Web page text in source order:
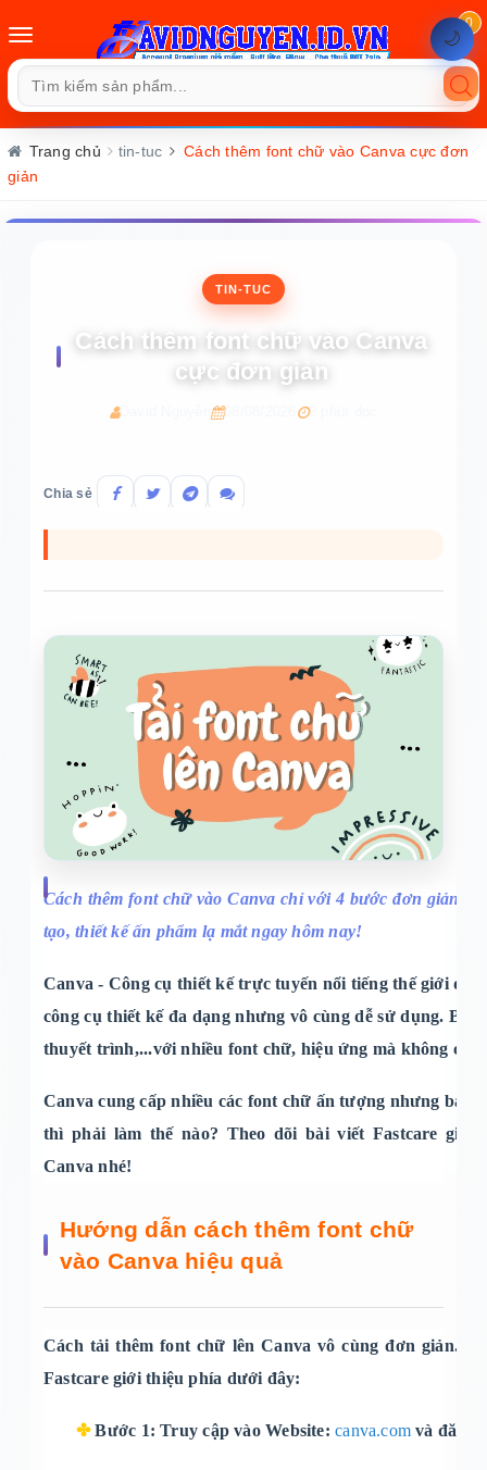
🌙
Toggle
navigation
0
Trang chủ tin-tuc
Cách thêm font chữ vào Canva cực đơn
giản
TIN-TUC
Cách thêm font chữ vào Canva
cực đơn giản
David Nguyễn 08/08/2026 2 phút đọc
Chia sẻ
Cách thêm font chữ vào Canva chỉ với 4 bước đơn giản?
tạo, thiết kế ấn phẩm lạ mắt ngay hôm nay!
Canva - Công cụ thiết kế trực tuyến nổi tiếng thế giới
công cụ thiết kế đa dạng nhưng vô cùng dễ sử dụng.
thuyết trình,...với nhiều font chữ, hiệu ứng mà không cần
Canva cung cấp nhiều các font chữ ấn tượng nhưng bạn
thì phải làm thế nào? Theo dõi bài viết Fastcare giới
Canva nhé!
Hướng dẫn cách thêm font chữ
vào Canva hiệu quả
Cách tải thêm font chữ lên Canva vô cùng đơn giản.
Fastcare giới thiệu phía dưới đây:
✤Bước 1: Truy cập vào Website:canva.com và đăng